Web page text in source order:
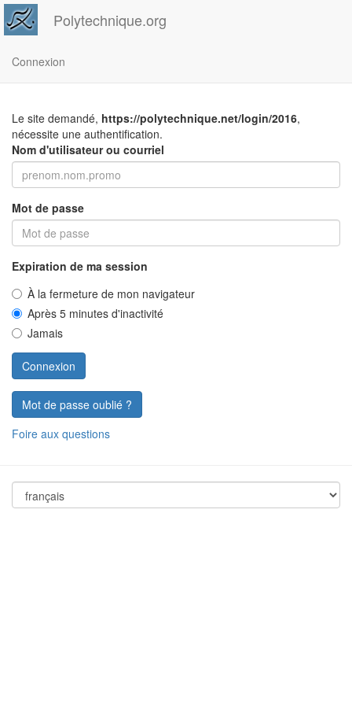
Polytechnique.org
Connexion
Le site demandé, https://polytechnique.net/login/2016,
nécessite une authentification.
Nom d'utilisateur ou courriel
Mot de passe
Expiration de ma session
À la fermeture de mon navigateur
Après 5 minutes d'inactivité
Jamais
Mot de passe oublié ?
Foire aux questions